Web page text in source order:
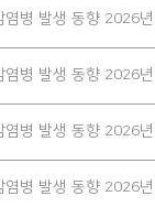
염병 발생 동향 2026
염병 발생 동향 2026
염병 발생 동향 2026
염병 발생 동향 2026